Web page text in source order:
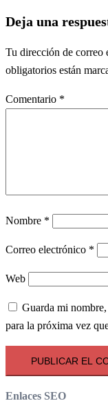
Deja una
Tu dirección de correo
obligatorios están
Comentario *
Nombre *
Correo electrónico *
Web
Guarda mi
para la próxima vez
Enlaces SEO